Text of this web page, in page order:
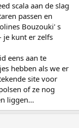
scala aan de slag
passen en
Bouzouki' s
je kunt er zelfs
eens aan te
hebben als we er
site voor
of ze nog
liggen...